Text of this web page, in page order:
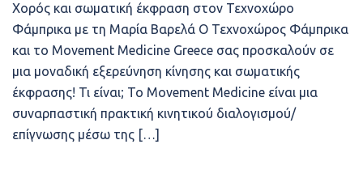
Χορός και σωματική έκφραση στον Τεχνοχώρο
Φάμπρικα με τη Μαρία Βαρελά Ο Τεχνοχώρος Φάμπρικα
και το Movement Medicine Greece σας προσκαλούν σε
μια μοναδική εξερεύνηση κίνησης και σωματικής
έκφρασης! Τι είναι; Το Movement Medicine είναι μια
συναρπαστική πρακτική κινητικού διαλογισμού/
επίγνωσης μέσω της […]